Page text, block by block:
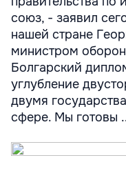
союз, - заявил
нашей стране
министром
Болгарский
углубление
двумя
сфере. Мы готовы